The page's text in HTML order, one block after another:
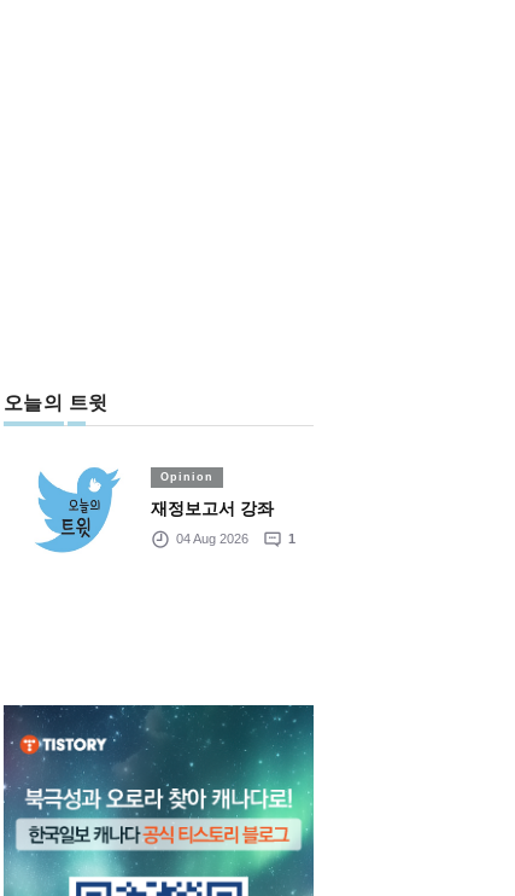
오늘의 트윗
Opinion
재정보고서 강좌
04 Aug 2026 1